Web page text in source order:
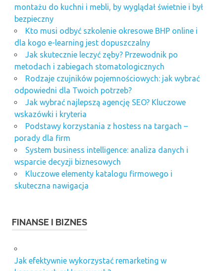
montażu do kuchni i mebli, by wyglądał świetnie i był
bezpieczny
Kto musi odbyć szkolenie okresowe BHP online i
dla kogo e-learning jest dopuszczalny
Jak skutecznie leczyć zęby? Przewodnik po
metodach i zabiegach stomatologicznych
Rodzaje czujników pojemnościowych: jak wybrać
odpowiedni dla Twoich potrzeb?
Jak wybrać najlepszą agencję SEO? Kluczowe
wskazówki i kryteria
Podstawy korzystania z hostess na targach –
porady dla firm
System business intelligence: analiza danych i
wsparcie decyzji biznesowych
Kluczowe elementy katalogu firmowego i
skuteczna nawigacja
FINANSE I BIZNES
Jak efektywnie wykorzystać remarketing w